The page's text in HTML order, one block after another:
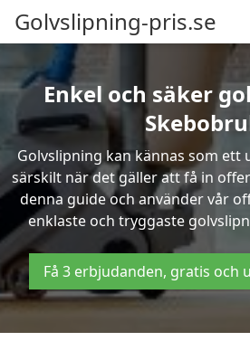
Golvslipning-pris.se
Enkel och säker
Golvslipning kan kännas som ett
särskilt när det gäller att få in
denna guide och använder vår
enklaste och tryggaste
Få 3 erbjudanden, gratis och